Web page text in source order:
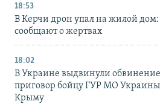
18:53
В Керчи дрон упал на жилой дом:
сообщают о жертвах
18:02
В Украине выдвинули
приговор бойцу ГУР МО
Крыму